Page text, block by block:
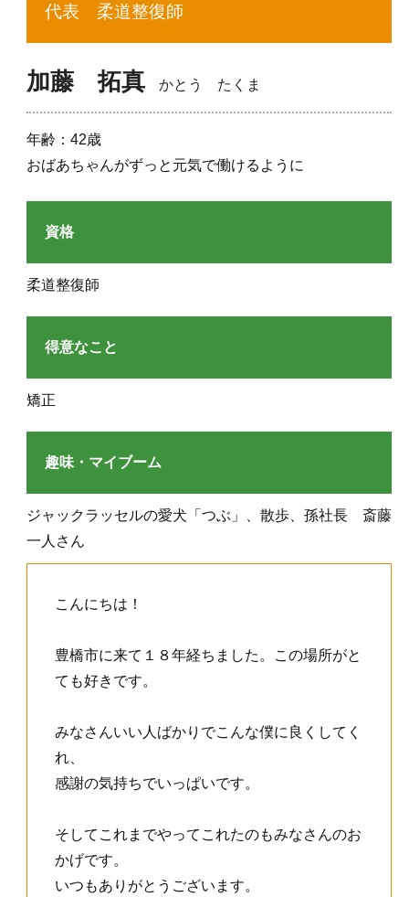
代表 柔道整復師
加藤 拓真 かとう たくま
年齢：42歳
おばあちゃんがずっと元気で働けるように
資格
柔道整復師
得意なこと
矯正
趣味・マイブーム
ジャックラッセルの愛犬「つぶ」、散歩、孫社長 斎藤
一人さん
こんにちは！
豊橋市に来て１８年経ちました。この場所がと
ても好きです。
みなさんいい人ばかりでこんな僕に良くしてく
れ、
感謝の気持ちでいっぱいです。
そしてこれまでやってこれたのもみなさんのお
かげです。
いつもありがとうございます。